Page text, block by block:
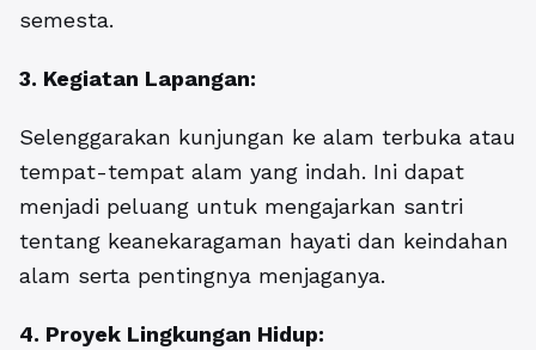
semesta.
3. Kegiatan Lapangan:
Selenggarakan kunjungan ke alam terbuka atau
tempat-tempat alam yang indah. Ini dapat
menjadi peluang untuk mengajarkan santri
tentang keanekaragaman hayati dan keindahan
alam serta pentingnya menjaganya.
4. Proyek Lingkungan Hidup: